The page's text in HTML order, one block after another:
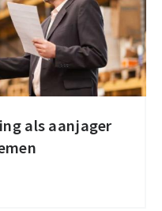
als aanjager